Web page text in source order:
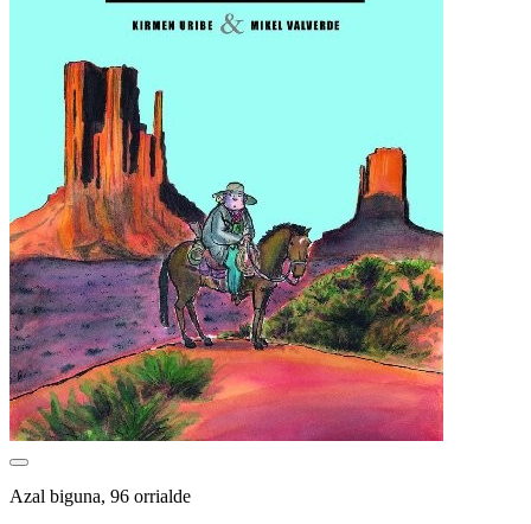
Azal biguna, 96 orrialde